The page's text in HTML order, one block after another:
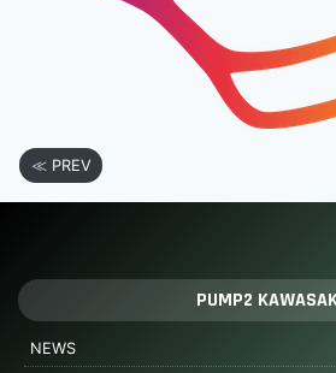
≪ PREV
PUMP2
NEWS